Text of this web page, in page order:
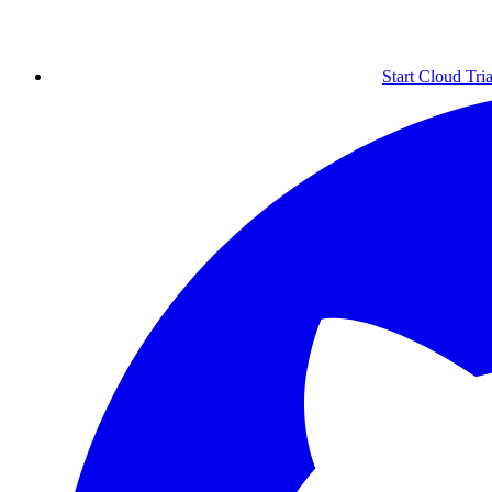
Start Cloud